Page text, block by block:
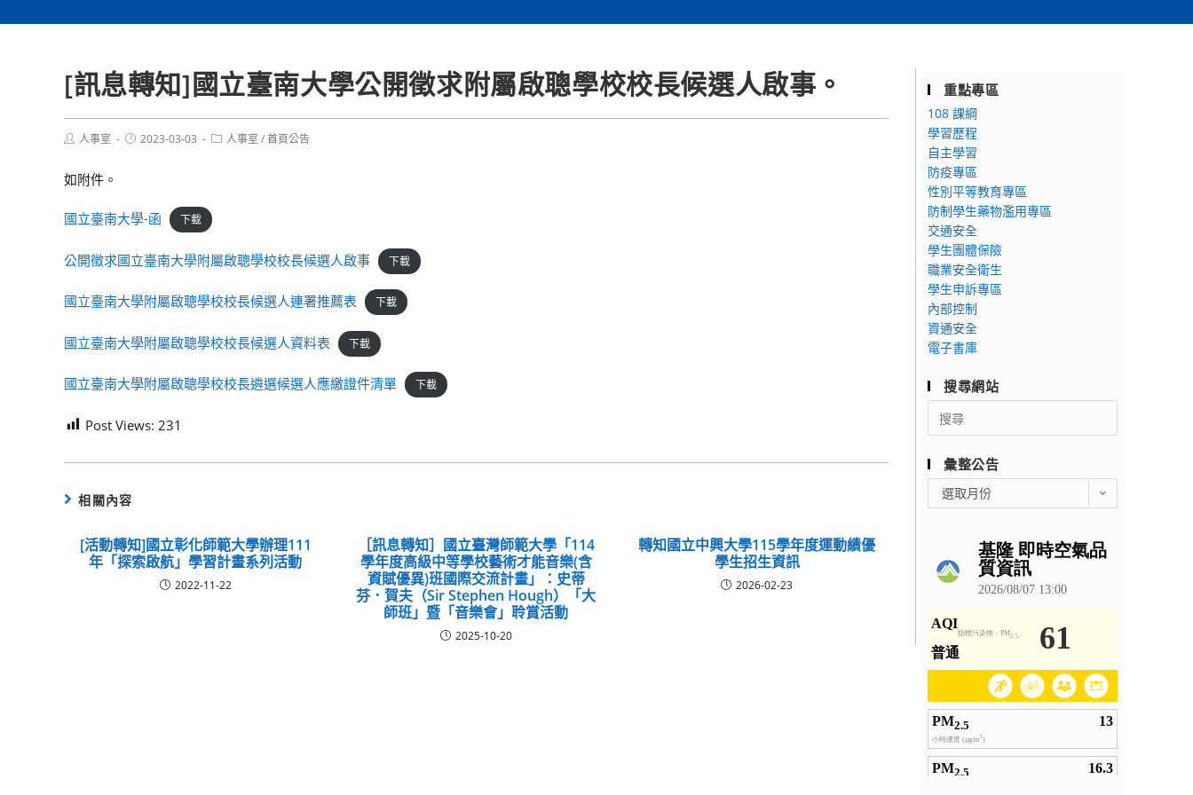
[訊息轉知]國立臺南大學公開徵求附屬啟聰學校校長候選人啟事。
Post人事室
Post2023-03-03
Post人事室 /首頁公告
如附件。
國立臺南大學-函 下載
公開徵求國立臺南大學附屬啟聰學校校長候選人啟事 下載
國立臺南大學附屬啟聰學校校長候選人連署推薦表 下載
國立臺南大學附屬啟聰學校校長候選人資料表 下載
國立臺南大學附屬啟聰學校校長遴選候選人應繳證件清單 下載
Post Views: 231
相關內容
[活動轉知]國立彰化師範大學辦理111
年「探索啟航」學習計畫系列活動
2022-11-22
［訊息轉知］國立臺灣師範大學「114
學年度高級中等學校藝術才能音樂(含
資賦優異)班國際交流計畫」：史蒂
芬．賀夫（Sir Stephen Hough）「大
師班」暨「音樂會」聆賞活動
2025-10-20
轉知國立中興大學115學年度運動績優
學生招生資訊
2026-02-23
重點專區
108 課綱
學習歷程
自主學習
防疫專區
性別平等教育專區
防制學生藥物濫用專區
交通安全
學生團體保險
職業安全衛生
學生申訴專區
內部控制
資通安全
電子書庫
搜尋網站
Search
for:
彙整公告
整
選取月份